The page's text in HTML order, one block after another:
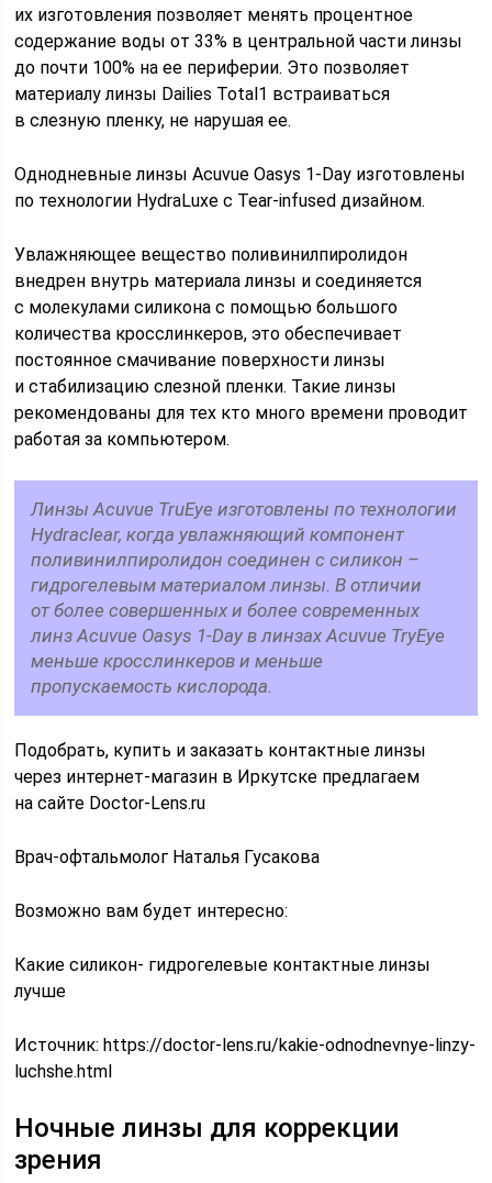
их изготовления позволяет менять процентное
содержание воды от 33% в центральной части линзы
до почти 100% на ее периферии. Это позволяет
материалу линзы Dailies Total1 встраиваться
в слезную пленку, не нарушая ее.
Однодневные линзы Acuvue Oasys 1-Day изготовлены
по технологии HydraLuxe c Tear-infused дизайном.
Увлажняющее вещество поливинилпиролидон
внедрен внутрь материала линзы и соединяется
с молекулами силикона с помощью большого
количества кросслинкеров, это обеспечивает
постоянное смачивание поверхности линзы
и стабилизацию слезной пленки. Такие линзы
рекомендованы для тех кто много времени проводит
работая за компьютером.
Линзы Acuvue TruEye изготовлены по технологии
Hydraclear, когда увлажняющий компонент
поливинилпиролидон соединен с силикон –
гидрогелевым материалом линзы. В отличии
от более совершенных и более современных
линз Acuvue Oasys 1-Day в линзах Acuvue TryEye
меньше кросслинкеров и меньше
пропускаемость кислорода.
Подобрать, купить и заказать контактные линзы
через интернет-магазин в Иркутске предлагаем
на сайте Doctor-Lens.ru
Врач-офтальмолог Наталья Гусакова
Возможно вам будет интересно:
Какие силикон- гидрогелевые контактные линзы
лучше
Источник:https://doctor-lens.ru/kakie-odnodnevnye-linzy-
luchshe.html
Ночные линзы для коррекции
зрения